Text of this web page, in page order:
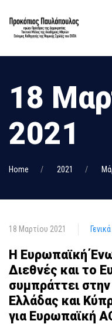
18
2021
Home 2021
18 Μαρτίου 2021 Γενικά
Η Ευρωπαϊκή
Διεθνές και το
συμπράττει
Ελλάδας και
για Ευρωπαϊκή